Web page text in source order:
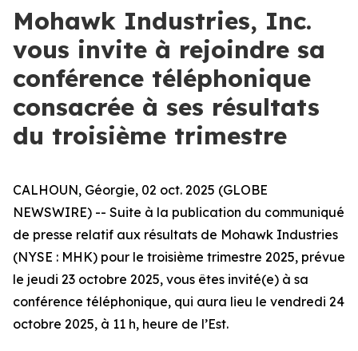
Mohawk Industries, Inc.
vous invite à rejoindre sa
conférence téléphonique
consacrée à ses résultats
du troisième trimestre
CALHOUN, Géorgie, 02 oct. 2025 (GLOBE
NEWSWIRE) -- Suite à la publication du communiqué
de presse relatif aux résultats de Mohawk Industries
(NYSE : MHK) pour le troisième trimestre 2025, prévue
le jeudi 23 octobre 2025, vous êtes invité(e) à sa
conférence téléphonique, qui aura lieu le vendredi 24
octobre 2025, à 11 h, heure de l’Est.